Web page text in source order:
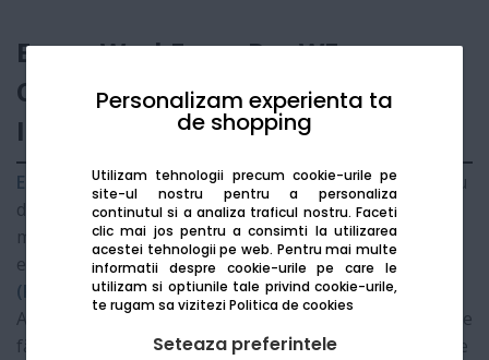
Personalizam experienta ta
de shopping
Utilizam tehnologii precum cookie-urile pe
site-ul nostru pentru a personaliza
continutul si a analiza traficul nostru. Faceti
clic mai jos pentru a consimti la utilizarea
acestei tehnologii pe web. Pentru mai multe
informatii despre cookie-urile pe care le
utilizam si optiunile tale privind cookie-urile,
te rugam sa viziteziPolitica de cookies
Seteaza preferintele
Epson WorkForce Pro WF-
C879RDTWFC - Multifunctional
Inkjet Color A3
Epson WorkForce Pro WF-C879RDTWFCeste un centru
de productivitate conceput pentru grupuri de lucru
mari care necesită fiabilitate și costuri minime de
exploatare. Dotat cu tehnologia revoluționară
(Replaceable Ink Pack System), acest multifuncțional
A3 permite imprimarea unui volum masiv de documente
fără intervenții frecvente. ConfigurațiaRDTWFC
include